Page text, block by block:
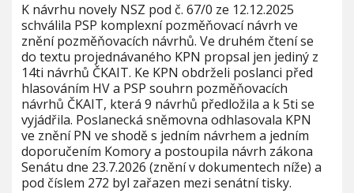
K návrhu novely NSZ pod č. 67/0 ze 12.12.2025
schválila PSP komplexní pozměňovací návrh ve
znění pozměňovacích návrhů. Ve druhém čtení se
do textu projednávaného KPN propsal jen jediný z
14ti návrhů ČKAIT. Ke KPN obdrželi poslanci před
hlasováním HV a PSP souhrn pozměňovacích
návrhů ČKAIT, která 9 návrhů předložila a k 5ti se
vyjádřila. Poslanecká sněmovna odhlasovala KPN
ve znění PN ve shodě s jedním návrhem a jedním
doporučením Komory a postoupila návrh zákona
Senátu dne 23.7.2026 (znění v dokumentech níže) a
pod číslem 272 byl zařazen mezi senátní tisky.